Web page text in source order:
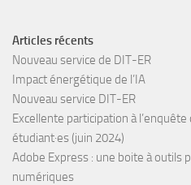
Articles récents
Nouveau service de DIT-ER
Impact énergétique de l’IA
Nouveau service DIT-ER
Excellente participation à
étudiant·es (juin 2024)
Adobe Express : une boite à outils
numériques